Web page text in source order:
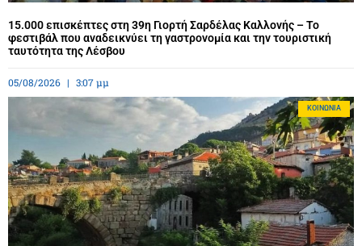
15.000 επισκέπτες στη 39η Γιορτή Σαρδέλας Καλλονής – Το
φεστιβάλ που αναδεικνύει τη γαστρονομία και την τουριστική
ταυτότητα της Λέσβου
05/08/2026 3:07 μμ
ΚΟΙΝΩΝΊΑ